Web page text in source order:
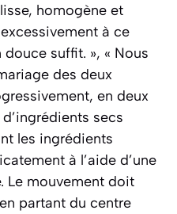
homogène et
à ce
suffit. », « Nous
des deux
en deux
secs
les ingrédients
à l’aide d’une
Le mouvement doit
partant du centre